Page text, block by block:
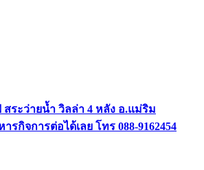
ระว่ายน้ำ วิลล่า 4 หลัง อ.แม่ริม
รกิจการต่อได้เลย โทร 088-9162454